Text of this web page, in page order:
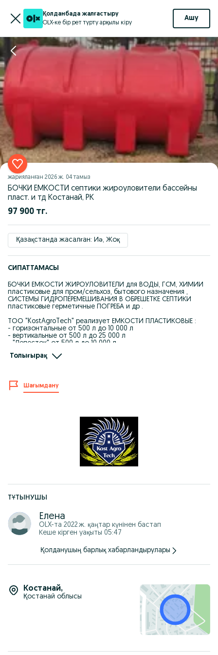
Қолданбада жалғастыру
OLX-ке бір рет түрту арқылы кіру
Ашу
жарияланған 2026 ж. 04 тамыз
БОЧКИ ЕМКОСТИ септики жироуловители бассейны
пласт. и тд Костанай, РК
97 900 тг.
Қазақстанда жасалған: Иә, Жоқ
СИПАТТАМАСЫ
БОЧКИ ЕМКОСТИ ЖИРОУЛОВИТЕЛИ для ВОДЫ, ГСМ, ХИМИИ
пластиковые для пром/сельхоз, бытового назначения ,
СИСТЕМЫ ГИДРОПЕРЕМЕШИВАНИЯ В ОБРЕШЕТКЕ СЕПТИКИ
пластиковые герметичные ПОГРЕБА и др .
ТОО "KostAgroTech" реализует ЕМКОСТИ ПЛАСТИКОВЫЕ :
- горизонтальные от 500 л до 10 000 л
- вертикальные от 500 л до 25 000 л
- "Лепесток" от 500 л до 10 000 л
- прямоугольные особо тонкие "Молекула" от 500 л до 1 500
Новинка- пластиковые контейнеры для МУСОРА
от 240 л до 360 л
адрес: г.Костанай, ул. Карбышева 12, оф 23
Актуальные цены уточняйте по телефонам : +7
Толығырақ
Шағымдану
ТҰТЫНУШЫ
Елена
OLX-та 2022 ж. қаңтар күнінен бастап
Кеше кірген уақыты 05:47
Қолданушың барлық хабарландырулары
Костанай,
Қостанай облысы